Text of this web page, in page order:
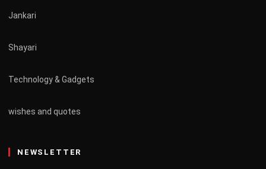
Jankari
Shayari
Technology & Gadgets
wishes and quotes
NEWSLETTER